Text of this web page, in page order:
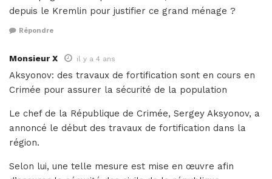
depuis le Kremlin pour justifier ce grand ménage ?
Répondre
Monsieur X il y a 4 ans
Aksyonov: des travaux de fortification sont en cours en
Crimée pour assurer la sécurité de la population
Le chef de la République de Crimée, Sergey Aksyonov, a
annoncé le début des travaux de fortification dans la
région.
Selon lui, une telle mesure est mise en œuvre afin